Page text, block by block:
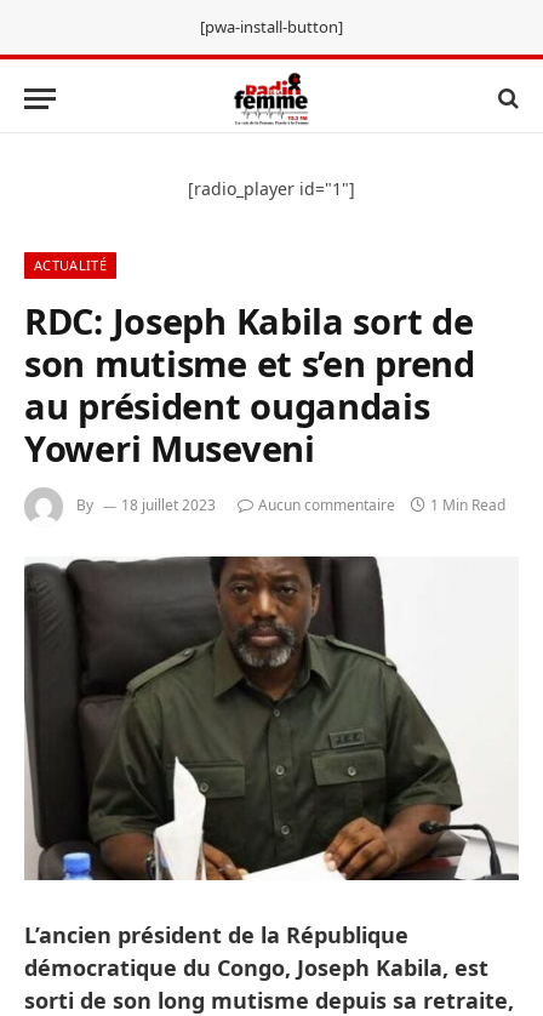
[pwa-install-button]
[radio_player id="1"]
ACTUALITÉ
RDC: Joseph Kabila sort de
son mutisme et s’en prend
au président ougandais
Yoweri Museveni
By 18 juillet 2023 Aucun commentaire 1 Min Read
L’ancien président de la République
démocratique du Congo, Joseph Kabila, est
sorti de son long mutisme depuis sa retraite,